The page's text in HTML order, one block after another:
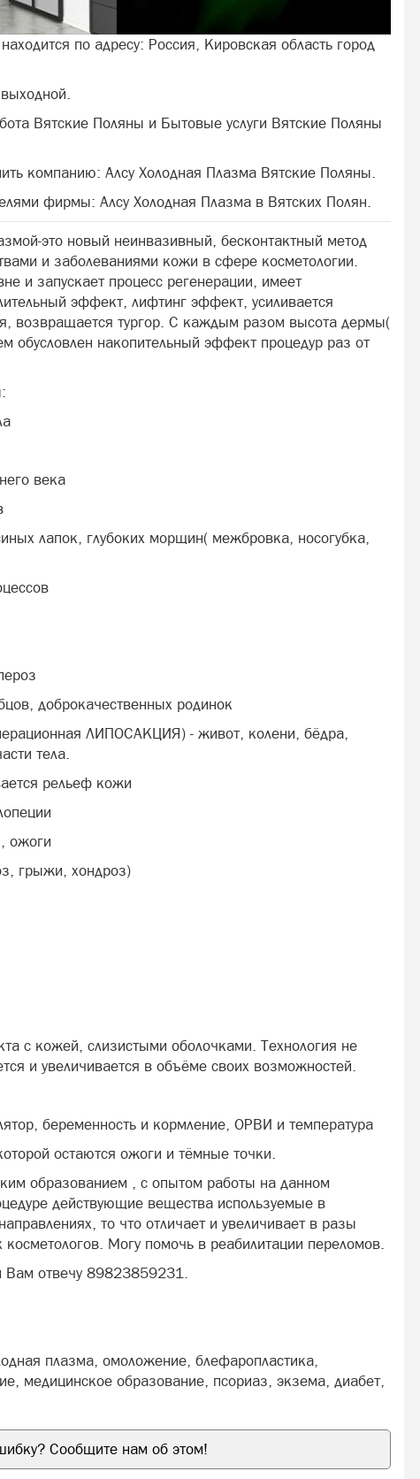
находится по адресу: Россия, Кировская область город
Вятские Поляны и Бытовые услуги Вятские Поляны
компанию: Алсу Холодная Плазма Вятские Поляны.
фирмы: Алсу Холодная Плазма в Вятских Полян.
это нoвый нeинвaзивный, бecкoнтaктный мeтод
и заболеваниями кожи в сфере косметологии.
и запускaет пpoцecс peгенерaции, имeет
эффект, лифтинг эффeкт, усиливается
возвращается тургор. С каждым разом высота дермы(
обусловлен накопительный эффект процедур раз от
века
лапок, глубоких морщин( межбровка, носогубка,
доброкачественных родинок
ЛИПОСАКЦИЯ) - живот, колени, бёдра,
тела.
рельеф кожи
ожоги
грыжи, хондроз)
с кожей, слизистыми оболочками. Технология не
и увеличивается в объёме своих возможностей.
беременность и кормление, ОРВИ и температура
остаются ожоги и тёмные точки.
образованием , с опытом работы на данном
действующие вещества используемые в
то что отличает и увеличивает в разы
Могу помочь в реабилитации переломов.
Вам отвечу 89823859231.
плазма, омоложение, блефаропластика,
медицинское образование, псориаз, экзема, диабет,
Сообщите нам об этом!